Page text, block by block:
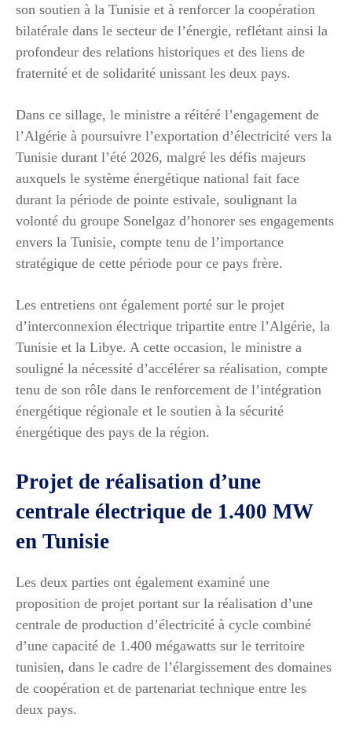
son soutien à la Tunisie et à renforcer la coopération
bilatérale dans le secteur de l’énergie, reflétant ainsi la
profondeur des relations historiques et des liens de
fraternité et de solidarité unissant les deux pays.
Dans ce sillage, le ministre a réitéré l’engagement de
l’Algérie à poursuivre l’exportation d’électricité vers la
Tunisie durant l’été 2026, malgré les défis majeurs
auxquels le système énergétique national fait face
durant la période de pointe estivale, soulignant la
volonté du groupe Sonelgaz d’honorer ses engagements
envers la Tunisie, compte tenu de l’importance
stratégique de cette période pour ce pays frère.
Les entretiens ont également porté sur le projet
d’interconnexion électrique tripartite entre l’Algérie, la
Tunisie et la Libye. A cette occasion, le ministre a
souligné la nécessité d’accélérer sa réalisation, compte
tenu de son rôle dans le renforcement de l’intégration
énergétique régionale et le soutien à la sécurité
énergétique des pays de la région.
Projet de réalisation d’une
centrale électrique de 1.400 MW
en Tunisie
Les deux parties ont également examiné une
proposition de projet portant sur la réalisation d’une
centrale de production d’électricité à cycle combiné
d’une capacité de 1.400 mégawatts sur le territoire
tunisien, dans le cadre de l’élargissement des domaines
de coopération et de partenariat technique entre les
deux pays.